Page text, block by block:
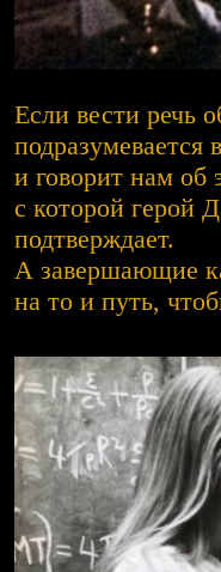
Если вести речь
подразумевается
и говорит нам об
с которой герой
подтверждает.
А завершающие
на то и путь,